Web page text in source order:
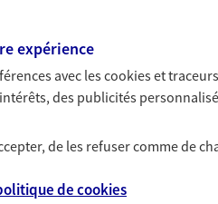
Recevez un conseil d'expert
nos
expérience
avec lescookies et traceurs
des publicités
de les refuser comme de
decookies